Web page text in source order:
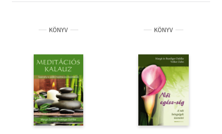
KÖNYV KÖNYV